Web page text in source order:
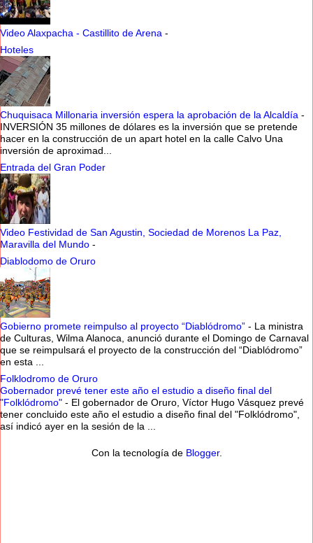
Video Alaxpacha - Castillito de Arena -
Hoteles
Chuquisaca Millonaria inversión espera la aprobación de la Alcaldía -
INVERSIÓN 35 millones de dólares es la inversión que se pretende
hacer en la construcción de un apart hotel en la calle Calvo Una
inversión de aproximad...
Entrada del Gran Poder
Video Festividad de San Agustin, Sociedad de Morenos La Paz,
Maravilla del Mundo -
Diablodomo de Oruro
Gobierno promete reimpulso al proyecto “Diablódromo” - La ministra
de Culturas, Wilma Alanoca, anunció durante el Domingo de Carnaval
que se reimpulsará el proyecto de la construcción del “Diablódromo”
en esta ...
Folklodromo de Oruro
Gobernador prevé tener este año el estudio a diseño final del
"Folklódromo" - El gobernador de Oruro, Víctor Hugo Vásquez prevé
tener concluido este año el estudio a diseño final del "Folklódromo",
así indicó ayer en la sesión de la ...
Con la tecnología de Blogger.